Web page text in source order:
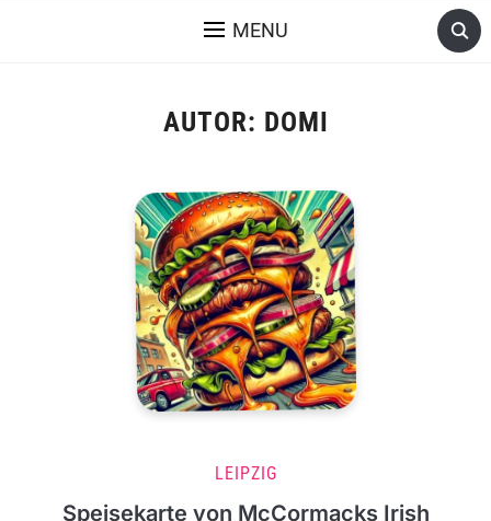
MENU
AUTOR: DOMI
LEIPZIG
Speisekarte von McCormacks Irish